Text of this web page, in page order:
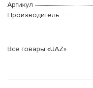
Артикул
Производитель
Все товары «UAZ»